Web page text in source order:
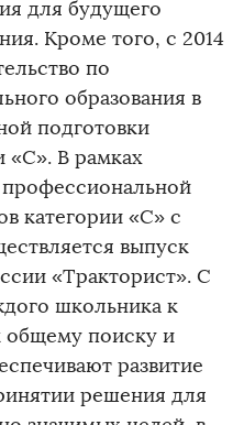
для будущего
Кроме того, с 2014
по
образования в
подготовки
«С». В рамках
категории «С» с
выпуск
«Тракторист». С
школьника к
поиску и
развитие
решения для